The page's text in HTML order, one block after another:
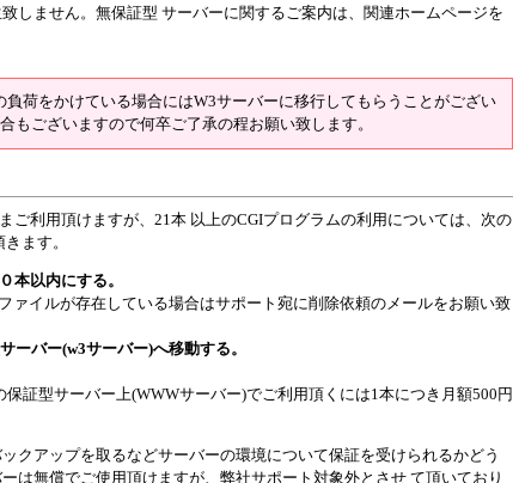
しません。無保証型 サーバーに関するご案内は、関連ホームページを
荷をかけている場合にはW3サーバーに移行してもらうことがござい
もございますので何卒ご了承の程お願い致します。
ご利用頂けますが、21本 以上のCGIプログラムの利用については、次の
ます。
本以内にする。
ァイルが存在している場合はサポート宛に削除依頼のメールをお願い致
ーバー(w3サーバー)へ移動する。
証型サーバー上(WWWサーバー)でご利用頂くには1本につき月額500円
クアップを取るなどサーバーの環境について保証を受けられるかどう
は無償でご使用頂けますが、弊社サポート対象外とさせ て頂いており